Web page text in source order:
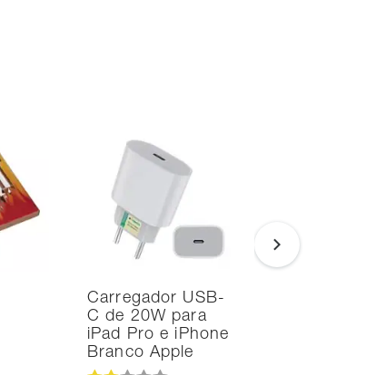
Carregador USB-
C de 20W para
iPad Pro e iPhone
Branco Apple